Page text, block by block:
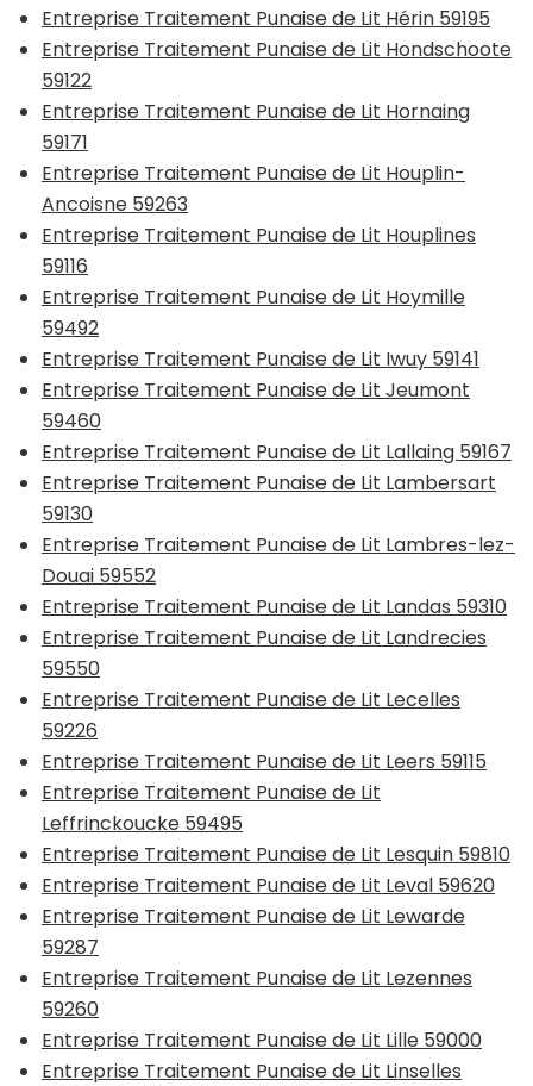
Entreprise Traitement Punaise de Lit Hérin 59195
Entreprise Traitement Punaise de Lit Hondschoote
59122
Entreprise Traitement Punaise de Lit Hornaing
59171
Entreprise Traitement Punaise de Lit Houplin-
Ancoisne 59263
Entreprise Traitement Punaise de Lit Houplines
59116
Entreprise Traitement Punaise de Lit Hoymille
59492
Entreprise Traitement Punaise de Lit Iwuy 59141
Entreprise Traitement Punaise de Lit Jeumont
59460
Entreprise Traitement Punaise de Lit Lallaing 59167
Entreprise Traitement Punaise de Lit Lambersart
59130
Entreprise Traitement Punaise de Lit Lambres-lez-
Douai 59552
Entreprise Traitement Punaise de Lit Landas 59310
Entreprise Traitement Punaise de Lit Landrecies
59550
Entreprise Traitement Punaise de Lit Lecelles
59226
Entreprise Traitement Punaise de Lit Leers 59115
Entreprise Traitement Punaise de Lit
Leffrinckoucke 59495
Entreprise Traitement Punaise de Lit Lesquin 59810
Entreprise Traitement Punaise de Lit Leval 59620
Entreprise Traitement Punaise de Lit Lewarde
59287
Entreprise Traitement Punaise de Lit Lezennes
59260
Entreprise Traitement Punaise de Lit Lille 59000
Entreprise Traitement Punaise de Lit Linselles